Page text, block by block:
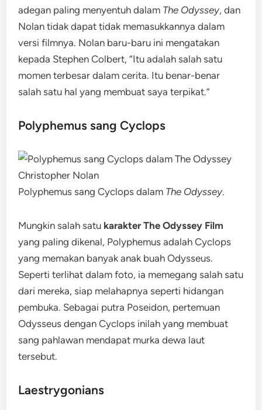
adegan paling menyentuh dalam The Odyssey, dan
Nolan tidak dapat tidak memasukkannya dalam
versi filmnya. Nolan baru-baru ini mengatakan
kepada Stephen Colbert, “Itu adalah salah satu
momen terbesar dalam cerita. Itu benar-benar
salah satu hal yang membuat saya terpikat.”
Polyphemus sang Cyclops
Polyphemus sang Cyclops dalam The Odyssey.
Mungkin salah satu karakter The Odyssey Film
yang paling dikenal, Polyphemus adalah Cyclops
yang memakan banyak anak buah Odysseus.
Seperti terlihat dalam foto, ia memegang salah satu
dari mereka, siap melahapnya seperti hidangan
pembuka. Sebagai putra Poseidon, pertemuan
Odysseus dengan Cyclops inilah yang membuat
sang pahlawan mendapat murka dewa laut
tersebut.
Laestrygonians